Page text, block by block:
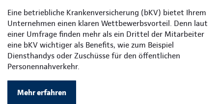
Eine betriebliche Krankenversicherung (bKV) bietet Ihrem
Unternehmen einen klaren Wettbewerbsvorteil. Denn laut
einer Umfrage finden mehr als ein Drittel der Mitarbeiter
eine bKV wichtiger als Benefits, wie zum Beispiel
Diensthandys oder Zuschüsse für den öffentlichen
Personennahverkehr.
Mehr erfahren